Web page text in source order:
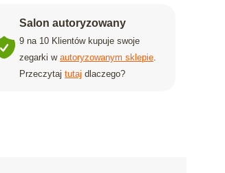
Salon autoryzowany
9 na 10 Klientów kupuje swoje
zegarki w autoryzowanym sklepie.
Przeczytaj tutaj dlaczego?